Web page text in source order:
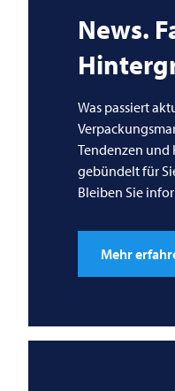
News.
Was passiert
Tendenzen und
gebündelt für
Bleiben Sie
Mehr